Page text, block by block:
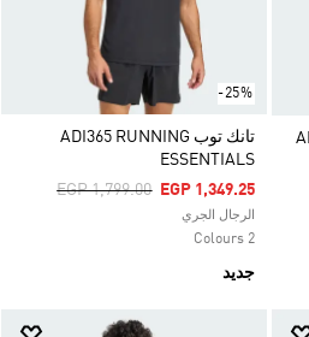
-25%
تانك توب ADI365 RUNNING
ESSENTIALS
Price Reduced From
EGP 1,799.00ToEGP 1,349.25
الرجال الجري
2 Colours
جديد